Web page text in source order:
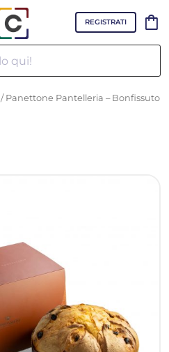
REGISTRATI shopping_bag
/ Panettone Pantelleria – Bonfissuto